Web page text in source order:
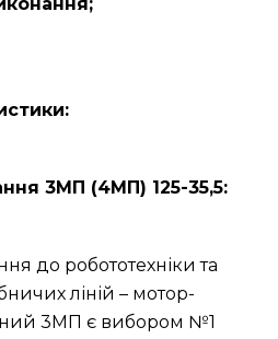
3МП (4МП) 125-35,5:
до робототехніки та
ліній – мотор-
3МП є вибором №1